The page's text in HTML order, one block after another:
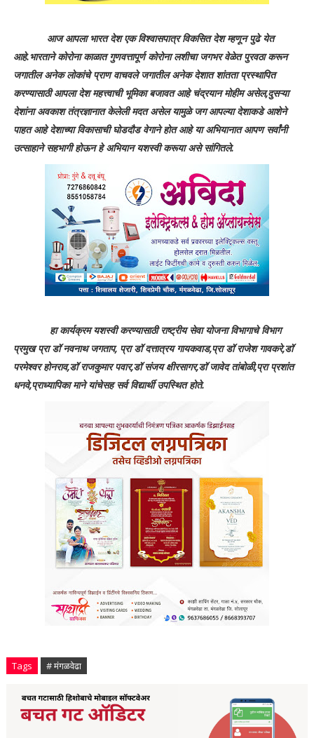
आज आपला भारत देश एक विश्वासपात्र विकसित देश म्हणून पुढे येत
आहे.भारताने कोरोना काळात गुणवत्तापूर्ण कोरोना लशीचा जगभर वेळेत पुरवठा करून
जगातील अनेक लोकांचे प्राण वाचवले जगातील अनेक देशात शांतता प्रस्थापित
करण्यासाठी आपला देश महत्त्वाची भूमिका बजावत आहे चंद्रयान मोहीम असेल,दुसऱ्या
देशांना अवकाश तंत्रज्ञानात केलेली मदत असेल यामुळे जग आपल्या देशाकडे आशेने
पाहत आहे देशाच्या विकासाची घोडदौड वेगाने होत आहे या अभियानात आपण सर्वांनी
उत्साहाने सहभागी होऊन हे अभियान यशस्वी करूया असे सांगितले.
हा कार्यक्रम यशस्वी करण्यासाठी राष्ट्रीय सेवा योजना विभागाचे विभाग
प्रमुख प्रा डॉ नवनाथ जगताप, प्रा डॉ दत्तात्रय गायकवाड,प्रा डॉ राजेश गावकरे,डॉ
परमेश्वर होनराव,डॉ राजकुमार पवार,डॉ संजय क्षीरसागर,डॉ जावेद तांबोळी,प्रा प्रशांत
धनवे,प्राध्यापिका माने यांचेसह सर्व विद्यार्थी उपस्थित होते.
Tags # मंगळवेढा